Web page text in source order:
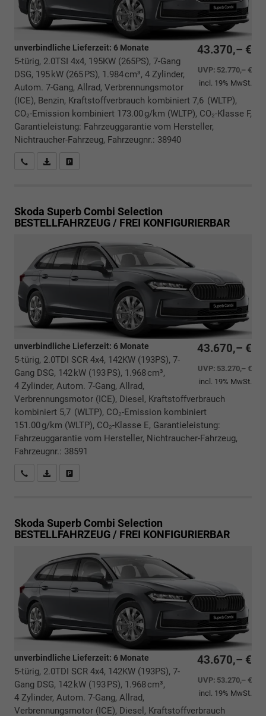
43.370,– €
UVP: 52.770,– €
incl. 19% MwSt.
unverbindliche Lieferzeit: 6 Monate
5-türig, 2.0TSI 4x4, 195KW (265PS), 7-Gang
DSG, 195 kW (265 PS), 1.984 cm³, 4 Zylinder,
Autom. 7-Gang, Allrad, Verbrennungsmotor
(ICE), Benzin, Kraftstoffverbrauch kombiniert 7,6 (WLTP),
CO₂-Emission kombiniert 173.00 g/km (WLTP), CO₂-Klasse F,
Garantieleistung: Fahrzeuggarantie vom Hersteller,
Nichtraucher-Fahrzeug, Fahrzeugnr.: 38940
Rückrufbitte absenden
PDF-Datei, Fahrzeugexposé drucken
Skoda Superb Combi Selection
BESTELLFAHRZEUG / FREI KONFIGURIERBAR
43.670,– €
UVP: 53.270,– €
incl. 19% MwSt.
unverbindliche Lieferzeit: 6 Monate
5-türig, 2.0TDI SCR 4x4, 142KW (193PS), 7-
Gang DSG, 142 kW (193 PS), 1.968 cm³,
4 Zylinder, Autom. 7-Gang, Allrad,
Verbrennungsmotor (ICE), Diesel, Kraftstoffverbrauch
kombiniert 5,7 (WLTP), CO₂-Emission kombiniert
151.00 g/km (WLTP), CO₂-Klasse E, Garantieleistung:
Fahrzeuggarantie vom Hersteller, Nichtraucher-Fahrzeug,
Fahrzeugnr.: 38591
Rückrufbitte absenden
PDF-Datei, Fahrzeugexposé drucken
Skoda Superb Combi Selection
BESTELLFAHRZEUG / FREI KONFIGURIERBAR
43.670,– €
UVP: 53.270,– €
incl. 19% MwSt.
unverbindliche Lieferzeit: 6 Monate
5-türig, 2.0TDI SCR 4x4, 142KW (193PS), 7-
Gang DSG, 142 kW (193 PS), 1.968 cm³,
4 Zylinder, Autom. 7-Gang, Allrad,
Verbrennungsmotor (ICE), Diesel, Kraftstoffverbrauch